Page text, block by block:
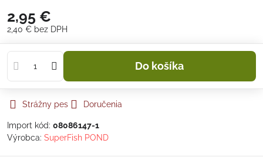
2,95 €
2,40 € bez DPH
Do košíka
Strážny pes Doručenia
Import kód: 08086147-1
Výrobca: SuperFish POND